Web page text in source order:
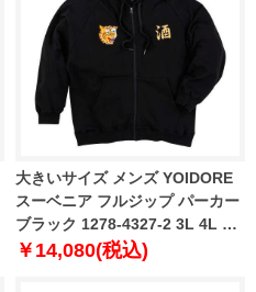
大きいサイズ メンズ YOIDORE
スーベニア フルジップ パーカー
ブラック 1278-4327-2 3L 4L 5L
6L
￥14,080(税込)